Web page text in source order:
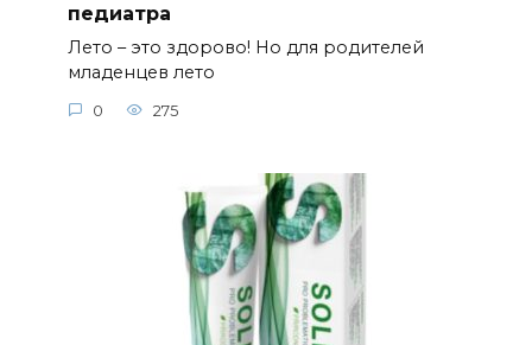
педиатра
Лето – это здорово! Но для родителей
младенцев лето
0 275